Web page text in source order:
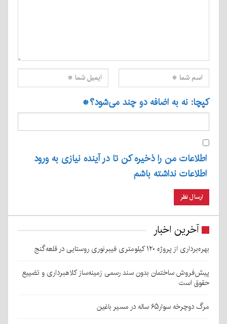
کپچا: نه به اضافه دو چند می‌شود؟*
اطلاعات من را ذخیره کن تا در آینده نیازی به ورود
اطلاعات نداشته باشم
آخرین اخبار
بهره‌برداری از پروژه ۱۲۰ کیلومتری فیبرنوری روستایی در قلعه‌گنج
پیش‌فروش ساختمان بدون سند رسمی زمینه‌ساز کلاهبرداری و تضییع
حقوق است
مرگ دوچرخه سوار۶۵ ساله در مسیر باغین